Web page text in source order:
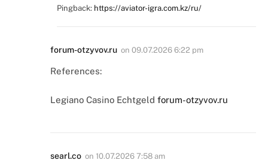
Pingback: https://aviator-igra.com.kz/ru/
forum-otzyvov.ru on 09.07.2026 6:22 pm
References:
Legiano Casino Echtgeld forum-otzyvov.ru
searl.co on 10.07.2026 7:58 am